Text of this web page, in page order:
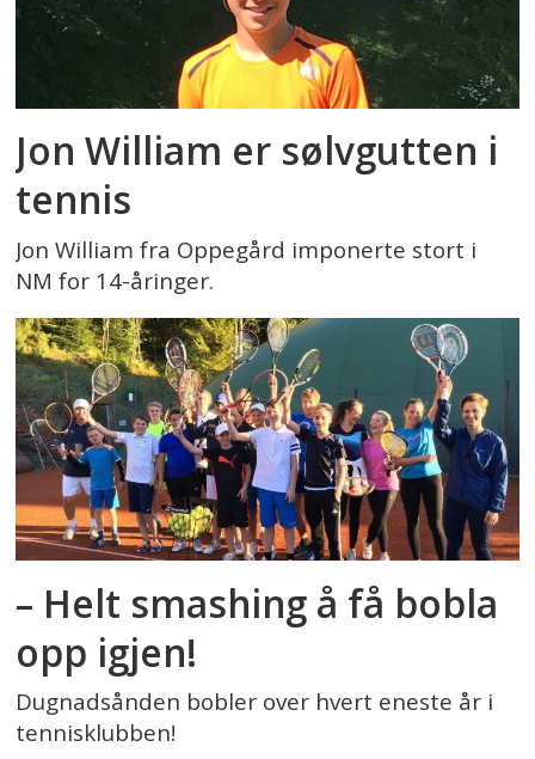
Jon William er sølvgutten i
tennis
Jon William fra Oppegård imponerte stort i
NM for 14-åringer.
– Helt smashing å få bobla
opp igjen!
Dugnadsånden bobler over hvert eneste år i
tennisklubben!